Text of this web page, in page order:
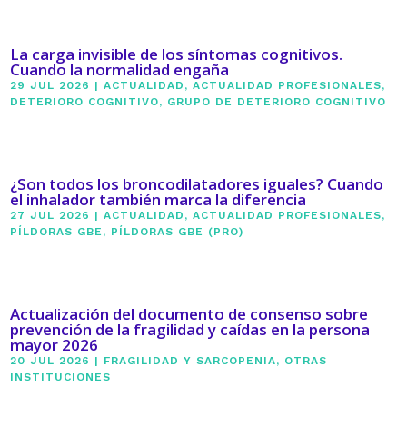
La carga invisible de los síntomas cognitivos.
Cuando la normalidad engaña
29 JUL 2026 |ACTUALIDAD ,ACTUALIDAD PROFESIONALES,
DETERIORO COGNITIVO, GRUPO DE DETERIORO COGNITIVO
¿Son todos los broncodilatadores iguales? Cuando
el inhalador también marca la diferencia
27 JUL 2026 |ACTUALIDAD ,ACTUALIDAD PROFESIONALES,
PÍLDORAS GBE , PÍLDORAS GBE (PRO)
Actualización del documento de consenso sobre
prevención de la fragilidad y caídas en la persona
mayor 2026
20 JUL 2026 | FRAGILIDAD Y SARCOPENIA, OTRAS
INSTITUCIONES